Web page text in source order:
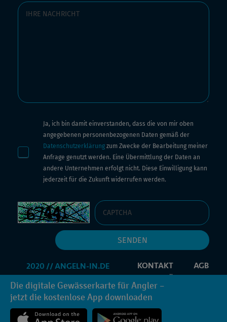
Die digitale Gewässerkarte für Angler –
jetzt die kostenlose App downloaden
Ja, ich bin damit einverstanden, dass die von mir oben
angegebenen personenbezogenen Daten gemäß der
Datenschutzerklärung zum Zwecke der Bearbeitung meiner
Anfrage genutzt werden. Eine Übermittlung der Daten an
andere Unternehmen erfolgt nicht. Diese Einwilligung kann
jederzeit für die Zukunft widerrufen werden.
KONTAKT
AGB
IMPRESSUM
DATENSCHUTZERKLÄRUNG
PROMOCODE
INFORMATIONEN ANFORDERN